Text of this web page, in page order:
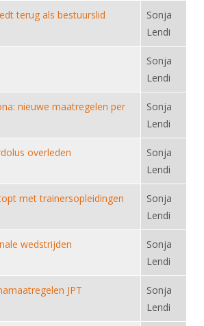
terug als bestuurslid
Sonja
Lendi
Sonja
Lendi
nieuwe maatregelen per
Sonja
Lendi
overleden
Sonja
Lendi
met trainersopleidingen
Sonja
Lendi
wedstrijden
Sonja
Lendi
JPT
Sonja
Lendi